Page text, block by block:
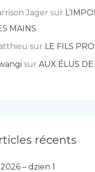
Jager sur
MAINS
sur LE FILS
sur AUX ÉLUS
récents
– dzien 1